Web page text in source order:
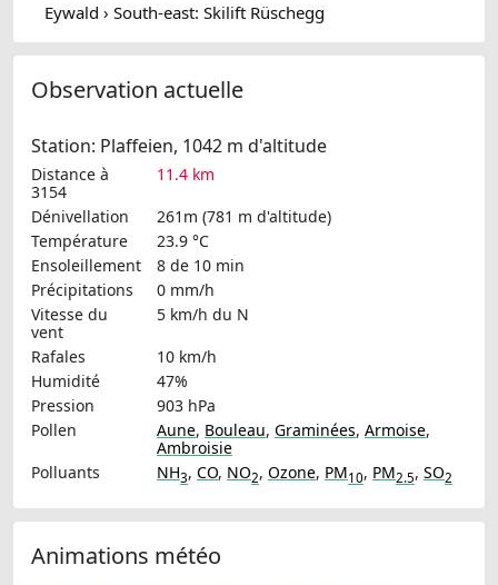
Eywald › South-east: Skilift Rüschegg
Observation actuelle
Station: Plaffeien, 1042 m d'altitude
Distance à
3154
11.4 km
Dénivellation
261m (781 m d'altitude)
Température
23.9 °C
Ensoleillement
8 de 10 min
Précipitations
0 mm/h
Vitesse du
vent
5 km/h du N
Rafales
10 km/h
Humidité
47%
Pression
903 hPa
Pollen
Aune, Bouleau, Graminées, Armoise,
Ambroisie
Polluants
NH3, CO, NO2, Ozone, PM10, PM2.5, SO2
Animations météo